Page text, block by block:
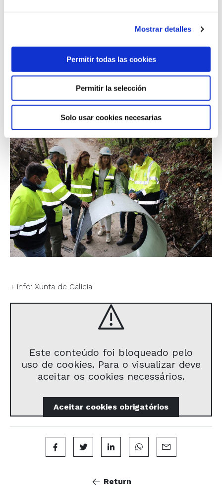
Mostrar detalles
Permitir todas las cookies
Permitir la selección
Solo usar cookies necesarias
estando previsto finalizarla este mes de junio.
El objetivo de esta actuación y mejorar la seguridad vial
creando un itinerario peatonal seguro ya que el arcén
era escaso o inexistente en alguno tramo. La senda
será de hormigón armado y colorado y también
mediante un colector con sus alcantarillas y rejas
correspondientes.
+ info: Xunta de Galicia
Este conteúdo foi bloqueado pelo
uso de cookies. Para o visualizar deve
aceitar os cookies necessários.
Aceitar cookies obrigatórios
Return